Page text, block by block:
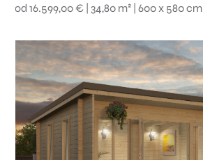
od 16.599,00 € | 34,80 m² | 600 x 580 cm